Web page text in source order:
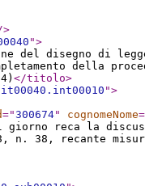
">
del disegno di
della
</titolo>
">
="300674" cognomeNome
reca la
n. 38, recante